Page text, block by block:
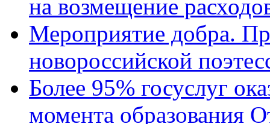
на возмещение
Мероприятие добра.
новороссийской
Более 95% госуслуг
момента образования